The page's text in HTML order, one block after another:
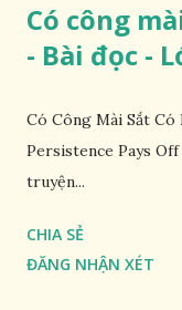
Có công
- Bài đọc -
Có Công Mài Sắt
Persistence Pays
truyện...
CHIA SẺ
ĐĂNG NHẬN XÉT